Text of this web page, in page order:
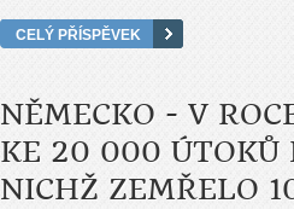
CELÝ PŘÍSPĚVEK
NĚMECKO - V
KE 20 000 ÚTOKŮ
NICHŽ ZEMŘELO